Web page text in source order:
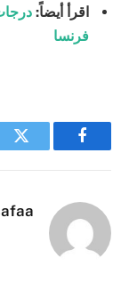
اقرأ أيضاً:
فرنسا
فيسبوك